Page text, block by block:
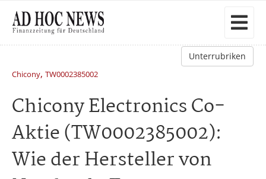
Unterrubriken
Chicony, TW0002385002
Chicony Electronics Co-
Aktie (TW0002385002):
Wie der Hersteller von